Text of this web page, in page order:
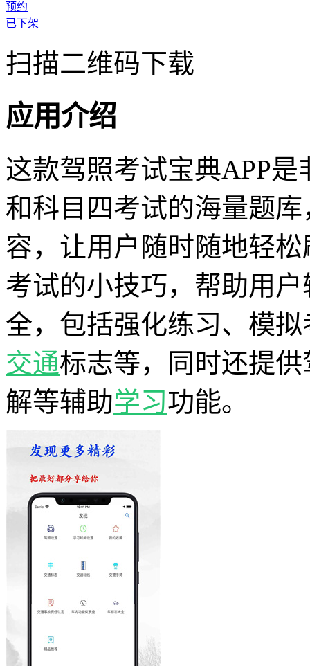
预约
已下架
扫描二维码下载
应用介绍
这款驾照考试宝典APP
和科目四考试的海量题
容，让用户随时随地轻
考试的小技巧，帮助用
全，包括强化练习、模
交通标志等，同时还提
解等辅助学习功能。